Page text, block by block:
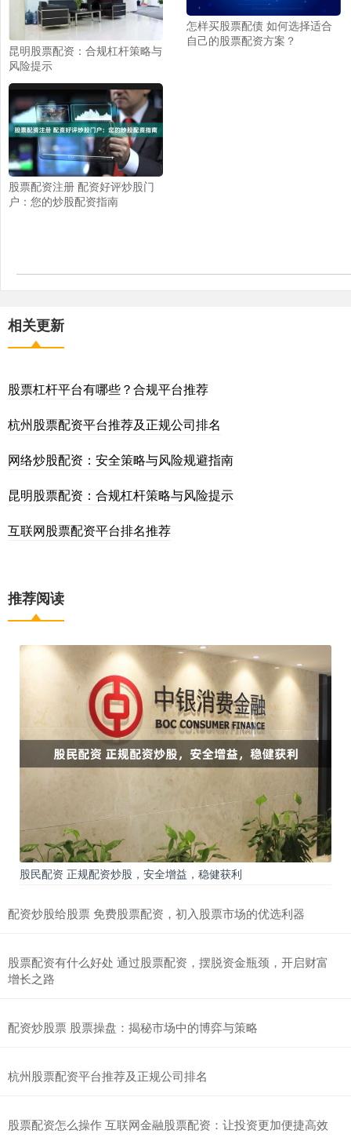
昆明股票配资：合规杠杆策略与
风险提示
怎样买股票配债 如何选择适合
自己的股票配资方案？
股票配资注册 配资好评炒股门
户：您的炒股配资指南
相关更新
股票杠杆平台有哪些？合规平台推荐
杭州股票配资平台推荐及正规公司排名
网络炒股配资：安全策略与风险规避指南
昆明股票配资：合规杠杆策略与风险提示
互联网股票配资平台排名推荐
推荐阅读
股民配资 正规配资炒股，安全增益，稳健获利
配资炒股给股票 免费股票配资，初入股票市场的优选利器
股票配资有什么好处 通过股票配资，摆脱资金瓶颈，开启财富
增长之路
配资炒股票 股票操盘：揭秘市场中的博弈与策略
杭州股票配资平台推荐及正规公司排名
股票配资怎么操作 互联网金融股票配资：让投资更加便捷高效